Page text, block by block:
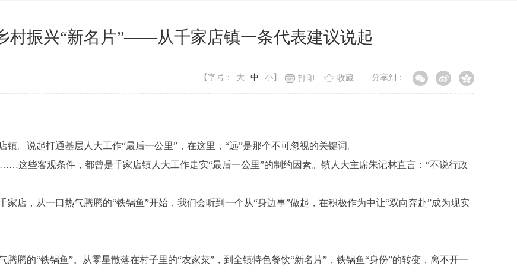
村振兴“新名片”——从千家店镇一条代表建议说起
分享到：
【字号： 大 中 小 】 收藏
打印
说起打通基层人大工作“最后一公里”，在这里，“远”是那个不可忽视的关键词。
些客观条件，都曾是千家店镇人大工作走实“最后一公里”的制约因素。镇人大主席朱记林直言：“不说行政
，从一口热气腾腾的“铁锅鱼”开始，我们会听到一个从“身边事”做起，在积极作为中让“双向奔赴”成为现实
的“铁锅鱼”。从零星散落在村子里的“农家菜”，到全镇特色餐饮“新名片”，铁锅鱼“身份”的转变，离不开一